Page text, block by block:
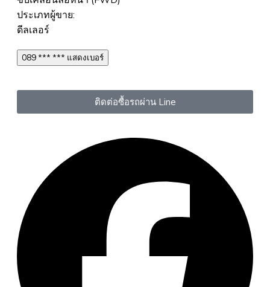
ประเภทผู้ขาย:
ดีลเลอร์
089 *** *** แสดงเบอร์
ติดต่อซื้อรถผ่าน Line